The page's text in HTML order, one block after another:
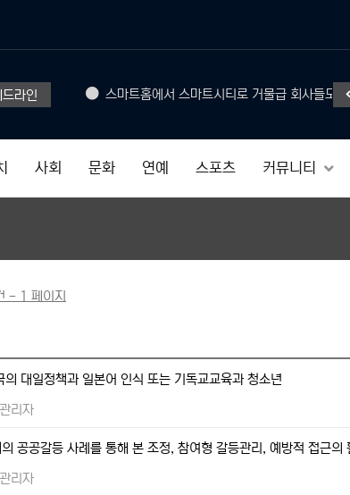
드라인 스마트홈에서 스마트시티로 거물급 회사들도 참여
사회 문화 연예 스포츠 커뮤니티
- 1 페이지
의 대일정책과 일본어 인식 또는 기독교교육과 청소년
리자
공공갈등 사례를 통해 본 조정, 참여형 갈등관리, 예방적 접근
리자